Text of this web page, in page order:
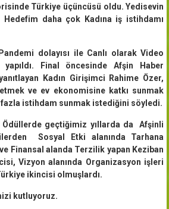
Türkiye üçüncüsü oldu. Yedisevin
Hedefim daha çok Kadına iş istihdamı
dolayısı ile Canlı olarak Video
Final öncesinde Afşin Haber
Kadın Girişimci Rahime Özer,
ve ev ekonomisine katkı sunmak
fazla istihdam sunmak istediğini söyledi.
Ödüllerde geçtiğimiz yıllarda da Afşinli
Sosyal Etki alanında Tarhana
Finansal alanda Terzilik yapan Keziban
Vizyon alanında Organizasyon işleri
ikincisi olmuşlardı.
kutluyoruz.